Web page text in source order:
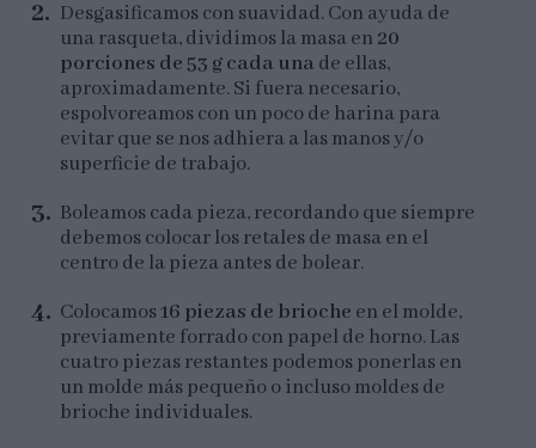
Desgasificamos con suavidad. Con ayuda de
una rasqueta, dividimos la masa en 20
porciones de 53 g cada unade ellas,
aproximadamente. Si fuera necesario,
espolvoreamos con un poco de harina para
evitar que se nos adhiera a las manos y/o
superficie de trabajo.
Boleamos cada pieza, recordando que siempre
debemos colocar los retales de masa en el
centro de la pieza antes de bolear.
Colocamos16 piezas de brioche en el molde,
previamente forrado con papel de horno. Las
cuatro piezas restantes podemos ponerlas en
un molde más pequeño o incluso moldes de
brioche individuales.